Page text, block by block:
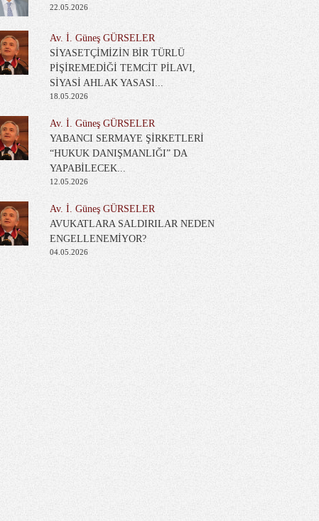
22.05.2026
Av. İ. Güneş GÜRSELER
SİYASETÇİMİZİN BİR TÜRLÜ
PİŞİREMEDİĞİ TEMCİT PİLAVI,
SİYASİ AHLAK YASASI...
18.05.2026
Av. İ. Güneş GÜRSELER
YABANCI SERMAYE ŞİRKETLERİ
“HUKUK DANIŞMANLIĞI” DA
YAPABİLECEK...
12.05.2026
Av. İ. Güneş GÜRSELER
AVUKATLARA SALDIRILAR NEDEN
ENGELLENEMİYOR?
04.05.2026